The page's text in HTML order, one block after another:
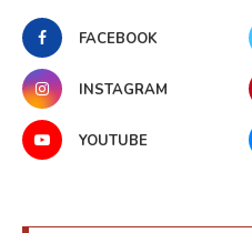
FACEBOOK
INSTAGRAM
YOUTUBE